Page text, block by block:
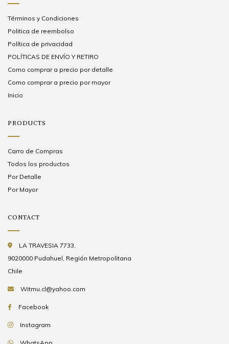
Términos y Condiciones
Politica de reembolso
Política de privacidad
POLÍTICAS DE ENVÍO Y RETIRO
Como comprar a precio por detalle
Como comprar a precio por mayor
Inicio
PRODUCTS
Carro de Compras
Todos los productos
Por Detalle
Por Mayor
CONTACT
LA TRAVESIA 7733,
9020000 Pudahuel, Región Metropolitana
Chile
Witmu.cl@yahoo.com
Facebook
Instagram